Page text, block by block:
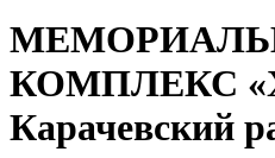
КОМПЛЕКС
Карачевский